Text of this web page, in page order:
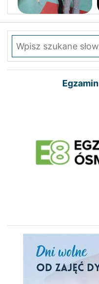
Wpisz szukane słowo